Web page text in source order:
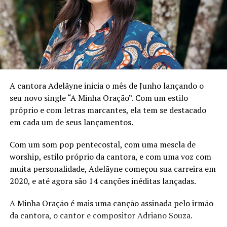
A cantora Adelãyne inicia o mês de Junho lançando o
seu novo single “A Minha Oração”. Com um estilo
próprio e com letras marcantes, ela tem se destacado
em cada um de seus lançamentos.
Com um som pop pentecostal, com uma mescla de
worship, estilo próprio da cantora, e com uma voz com
muita personalidade, Adelãyne começou sua carreira em
2020, e até agora são 14 canções inéditas lançadas.
A Minha Oração é mais uma canção assinada pelo irmão
da cantora, o cantor e compositor Adriano Souza.